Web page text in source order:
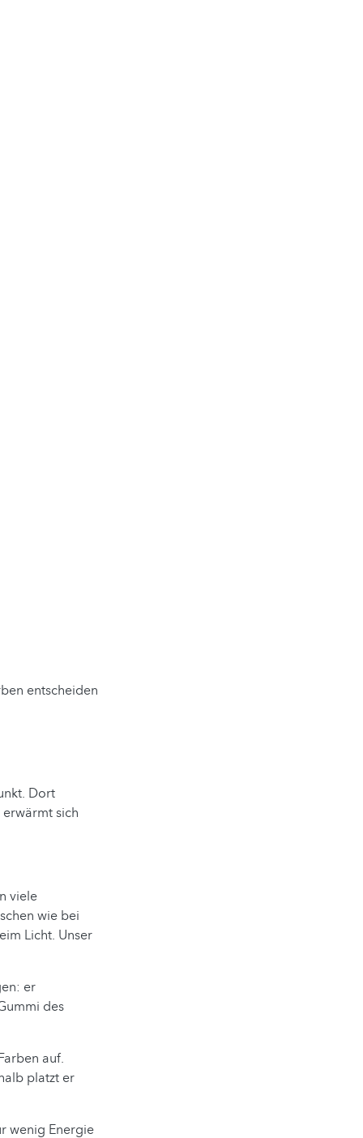
entscheiden
Dort
sich
viele
wie bei
Licht. Unser
er
des
auf.
platzt er
wenig Energie